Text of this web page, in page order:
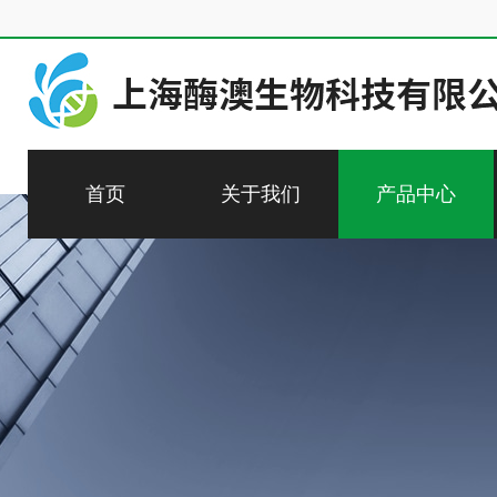
首页 关于我们 产品中心